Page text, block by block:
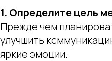
1. Определите цель
Прежде чем
улучшить
яркие эмоции.